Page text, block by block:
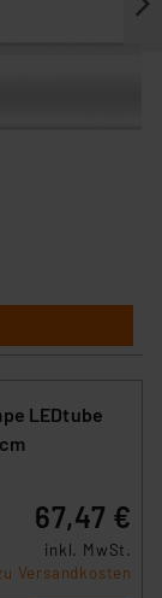
LEDtube
67,47 €
inkl. MwSt.
Versandkosten